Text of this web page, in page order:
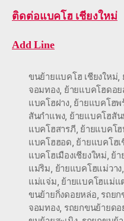
ติดต่อแบคโฮ เชียงใหม่
Add Line
ขนย้ายแบคโฮ เชียงใหม่,
จอมทอง, ย้ายแบคโฮดอย
แบคโฮฝาง, ย้ายแบคโฮพ
สันกำแพง, ย้ายแบคโฮสัน
แบคโฮสารภี, ย้ายแบคโฮ
แบคโฮฮอด, ย้ายแบคโฮเ
แบคโฮเมืองเชียงใหม่, ย้า
แม่ริม, ย้ายแบคโฮแม่วาง,
แม่แจ่ม, ย้ายแบคโฮแม่แ
ขนย้ายกิ่งดอยหล่อ, รถย
จอมทอง, รถยกขนย้ายดอ